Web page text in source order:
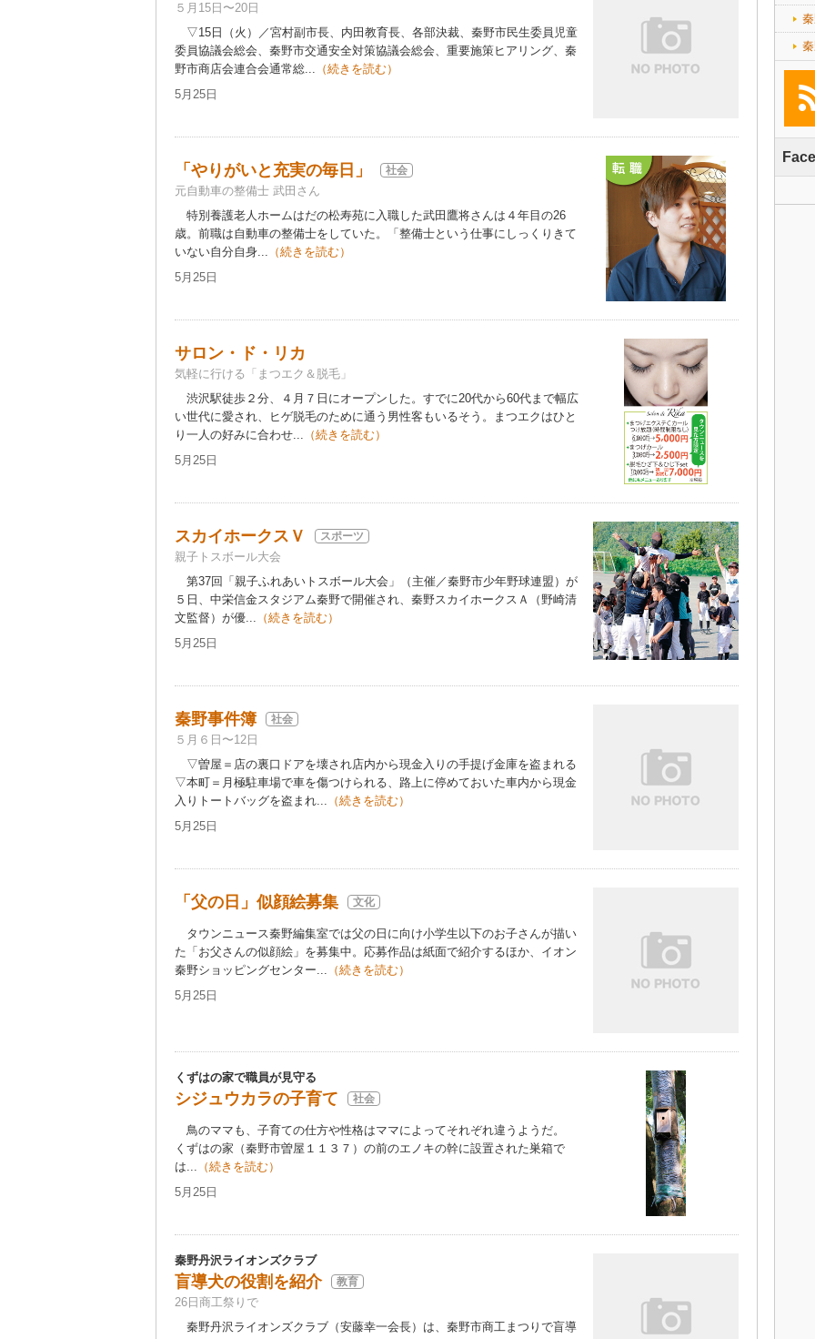
５月15日〜20日
▽15日（火）／宮村副市長、内田教育長、各部決裁、秦野市民生委員児童
委員協議会総会、秦野市交通安全対策協議会総会、重要施策ヒアリング、秦
野市商店会連合会通常総... （続きを読む）
5月25日
「やりがいと充実の毎日」 社会
元自動車の整備士 武田さん
特別養護老人ホームはだの松寿苑に入職した武田鷹将さんは４年目の26
歳。前職は自動車の整備士をしていた。「整備士という仕事にしっくりきて
いない自分自身... （続きを読む）
5月25日
サロン・ド・リカ
気軽に行ける「まつエク＆脱毛」
渋沢駅徒歩２分、４月７日にオープンした。すでに20代から60代まで幅広
い世代に愛され、ヒゲ脱毛のために通う男性客もいるそう。まつエクはひと
り一人の好みに合わせ... （続きを読む）
5月25日
スカイホークスＶ スポーツ
親子トスボール大会
第37回「親子ふれあいトスボール大会」（主催／秦野市少年野球連盟）が
５日、中栄信金スタジアム秦野で開催され、秦野スカイホークスＡ（野崎清
文監督）が優... （続きを読む）
5月25日
秦野事件簿 社会
５月６日〜12日
▽曽屋＝店の裏口ドアを壊され店内から現金入りの手提げ金庫を盗まれる
▽本町＝月極駐車場で車を傷つけられる、路上に停めておいた車内から現金
入りトートバッグを盗まれ... （続きを読む）
5月25日
「父の日」似顔絵募集 文化
タウンニュース秦野編集室では父の日に向け小学生以下のお子さんが描い
た「お父さんの似顔絵」を募集中。応募作品は紙面で紹介するほか、イオン
秦野ショッピングセンター... （続きを読む）
5月25日
くずはの家で職員が見守る
シジュウカラの子育て 社会
鳥のママも、子育ての仕方や性格はママによってそれぞれ違うようだ。
くずはの家（秦野市曽屋１１３７）の前のエノキの幹に設置された巣箱で
は... （続きを読む）
5月25日
秦野丹沢ライオンズクラブ
盲導犬の役割を紹介 教育
26日商工祭りで
秦野丹沢ライオンズクラブ（安藤幸一会長）は、秦野市商工まつりで盲導